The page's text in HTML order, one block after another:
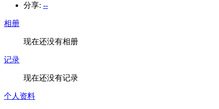
分享: --
相册
现在还没有相册
记录
现在还没有记录
个人资料